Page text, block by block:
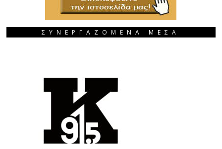
ΣΥΝΕΡΓΑΖΟΜΕΝΑ ΜΕΣΑ